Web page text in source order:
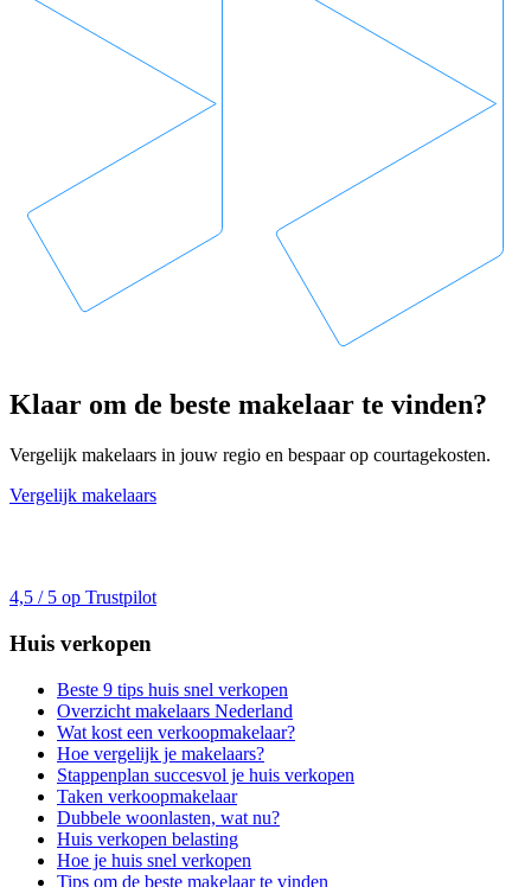
Klaar om de beste makelaar te vinden?
Vergelijk makelaars in jouw regio en bespaar op courtagekosten.
Vergelijk makelaars
4,5 / 5 op Trustpilot
Huis verkopen
Beste 9 tips huis snel verkopen
Overzicht makelaars Nederland
Wat kost een verkoopmakelaar?
Hoe vergelijk je makelaars?
Stappenplan succesvol je huis verkopen
Taken verkoopmakelaar
Dubbele woonlasten, wat nu?
Huis verkopen belasting
Hoe je huis snel verkopen
Tips om de beste makelaar te vinden